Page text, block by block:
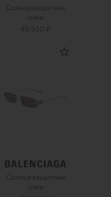
Солнцезащитные
очки
49 950 ₽
Солнцезащитные
очки